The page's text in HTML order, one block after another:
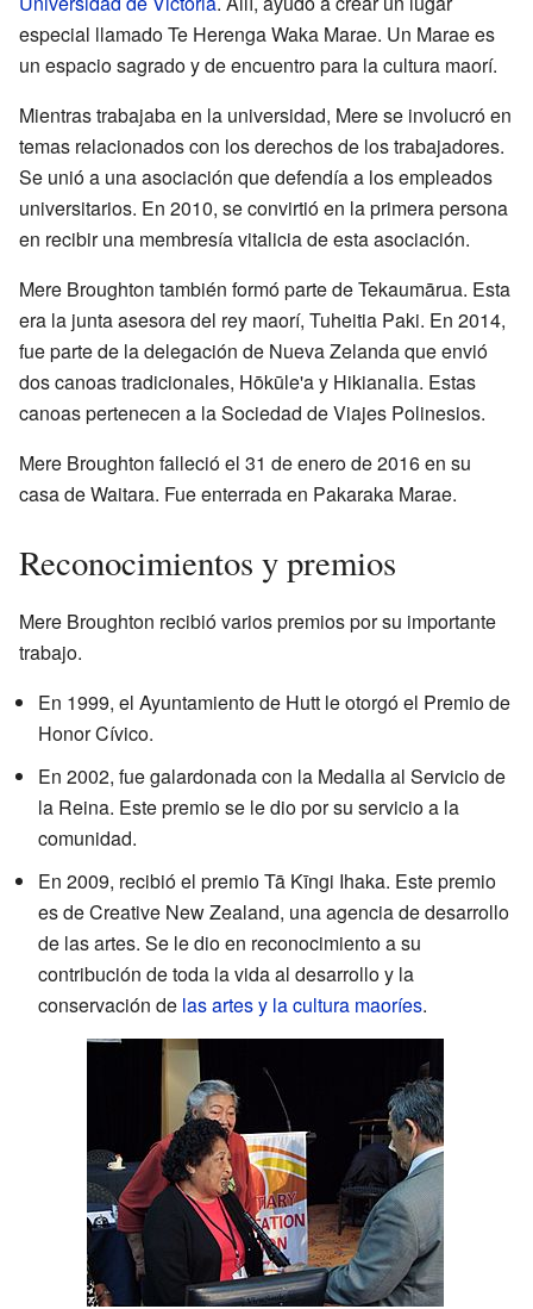
especial llamado Te Herenga Waka Marae. Un Marae es
un espacio sagrado y de encuentro para la cultura maorí.
Mientras trabajaba en la universidad, Mere se involucró en
temas relacionados con los derechos de los trabajadores.
Se unió a una asociación que defendía a los empleados
universitarios. En 2010, se convirtió en la primera persona
en recibir una membresía vitalicia de esta asociación.
Mere Broughton también formó parte de Tekaumārua. Esta
era la junta asesora del rey maorí, Tuheitia Paki. En 2014,
fue parte de la delegación de Nueva Zelanda que envió
dos canoas tradicionales, Hōkūle'a y Hikianalia. Estas
canoas pertenecen a la Sociedad de Viajes Polinesios.
Mere Broughton falleció el 31 de enero de 2016 en su
casa de Waitara. Fue enterrada en Pakaraka Marae.
Reconocimientos y premios
Mere Broughton recibió varios premios por su importante
trabajo.
En 1999, el Ayuntamiento de Hutt le otorgó el Premio de
Honor Cívico.
En 2002, fue galardonada con la Medalla al Servicio de
la Reina. Este premio se le dio por su servicio a la
comunidad.
En 2009, recibió el premio Tā Kīngi Ihaka. Este premio
es de Creative New Zealand, una agencia de desarrollo
de las artes. Se le dio en reconocimiento a su
contribución de toda la vida al desarrollo y la
conservación de las artes y la cultura maoríes.